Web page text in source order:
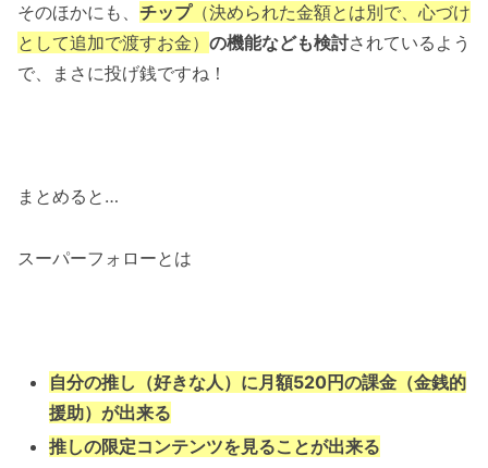
そのほかにも、 チップ（決められた金額とは別で、心づけ
として追加で渡すお金） の機能なども検討されているよう
で、まさに投げ銭ですね！
まとめると…
スーパーフォローとは
自分の推し（好きな人）に月額520円の課金（金銭的
援助）が出来る
推しの限定コンテンツを見ることが出来る